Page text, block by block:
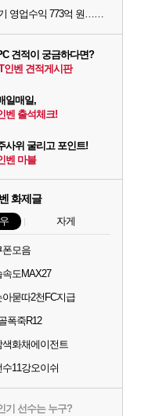
웹젠, 상반기 영업수익 773억 원…순이익 89% 증가
견적이 궁금하다면?
인벤 견적게시판
일매일,
벤 출석체크!
사위 굴리고 포인트!
벤 마블
화제글
자게
폰모음
도MAX27
묻따2천FC지급
폭죽R12
색화채에이전트
11강오이쉬
기 선수는 누구?